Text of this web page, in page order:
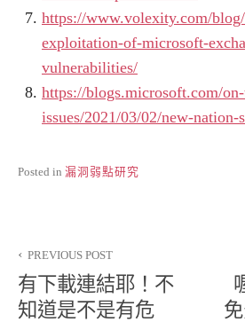
https://www.volexity.com/
exploitation-of-microsoft-
vulnerabilities/
https://blogs.microsoft.com/
issues/2021/03/02/new-nation-
Posted in 漏洞弱點研究
章
導
PREVIOUS POST
有下載連結耶！不
知道是不是有危